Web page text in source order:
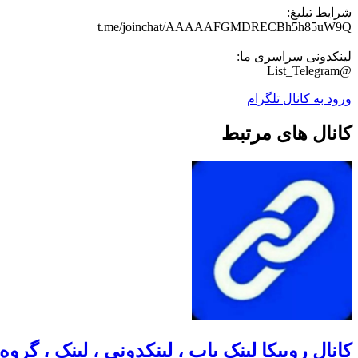
شرایط تبلیغ:
t.me/joinchat/AAAAAFGMDRECBh5h85uW9Q
لینکدونی سراسری ما:
@List_Telegram
ورود به کانال تلگرام
کانال های مرتبط
کانال روبیکا لینک یاب ، لینکدونی ، لینک ،